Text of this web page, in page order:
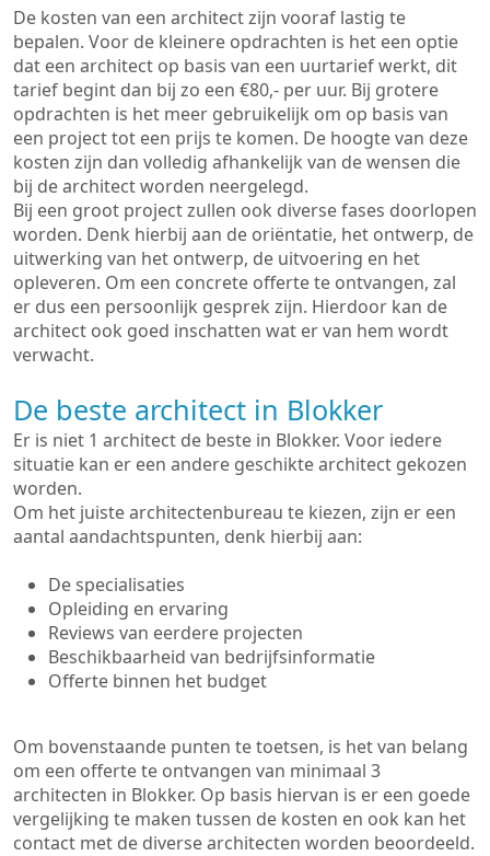
De kosten van een architect zijn vooraf lastig te
bepalen. Voor de kleinere opdrachten is het een optie
dat een architect op basis van een uurtarief werkt, dit
tarief begint dan bij zo een €80,- per uur. Bij grotere
opdrachten is het meer gebruikelijk om op basis van
een project tot een prijs te komen. De hoogte van deze
kosten zijn dan volledig afhankelijk van de wensen die
bij de architect worden neergelegd.
Bij een groot project zullen ook diverse fases doorlopen
worden. Denk hierbij aan de oriëntatie, het ontwerp, de
uitwerking van het ontwerp, de uitvoering en het
opleveren. Om een concrete offerte te ontvangen, zal
er dus een persoonlijk gesprek zijn. Hierdoor kan de
architect ook goed inschatten wat er van hem wordt
verwacht.
De beste architect in Blokker
Er is niet 1 architect de beste in Blokker. Voor iedere
situatie kan er een andere geschikte architect gekozen
worden.
Om het juiste architectenbureau te kiezen, zijn er een
aantal aandachtspunten, denk hierbij aan:
De specialisaties
Opleiding en ervaring
Reviews van eerdere projecten
Beschikbaarheid van bedrijfsinformatie
Offerte binnen het budget
Om bovenstaande punten te toetsen, is het van belang
om een offerte te ontvangen van minimaal 3
architecten in Blokker. Op basis hiervan is er een goede
vergelijking te maken tussen de kosten en ook kan het
contact met de diverse architecten worden beoordeeld.